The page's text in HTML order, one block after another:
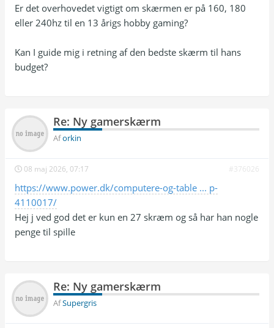
Er det overhovedet vigtigt om skærmen er på 160, 180
eller 240hz til en 13 årigs hobby gaming?
Kan I guide mig i retning af den bedste skærm til hans
budget?
Re: Ny gamerskærm
Aforkin
08 maj 2026, 07:17 #376026
https://www.power.dk/computere-og-table ... p-
4110017/
Hej j ved god det er kun en 27 skræm og så har han nogle
penge til spille
Re: Ny gamerskærm
AfSupergris